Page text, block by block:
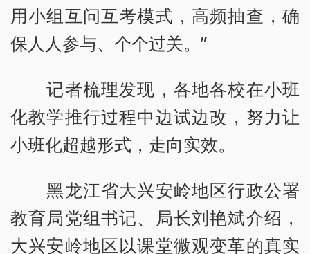
用小组互问互考模式，高频抽查，确
保人人参与、个个过关。”
记者梳理发现，各地各校在小班
化教学推行过程中边试边改，努力让
小班化超越形式，走向实效。
黑龙江省大兴安岭地区行政公署
教育局党组书记、局长刘艳斌介绍，
大兴安岭地区以课堂微观变革的真实